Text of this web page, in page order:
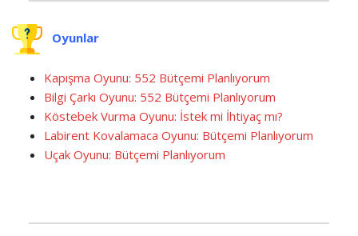
Oyunlar
Kapışma Oyunu: 552 Bütçemi Planlıyorum
Bilgi Çarkı Oyunu: 552 Bütçemi Planlıyorum
Köstebek Vurma Oyunu: İstek mi İhtiyaç mı?
Labirent Kovalamaca Oyunu: Bütçemi Planlıyorum
Uçak Oyunu: Bütçemi Planlıyorum